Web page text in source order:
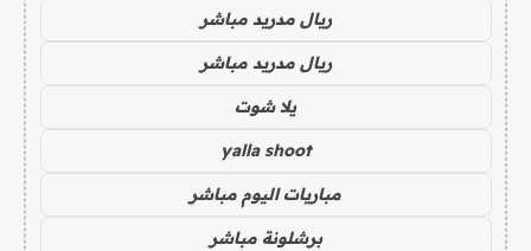
ريال مدريد مباشر
ريال مدريد مباشر
يلا شوت
yalla shoot
مباريات اليوم مباشر
برشلونة مباشر